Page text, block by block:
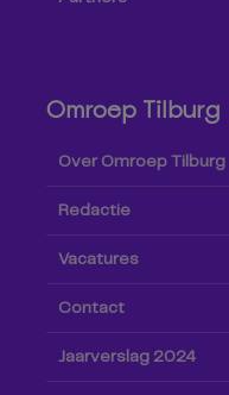
Omroep Tilburg
Over Omroep Tilburg
Redactie
Vacatures
Contact
Jaarverslag 2024